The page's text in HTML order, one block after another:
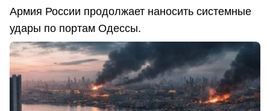
Армия России продолжает наносить системные
удары по портам Одессы.